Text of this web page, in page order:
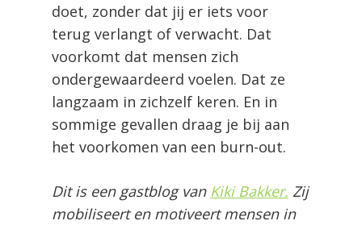
doet, zonder dat jij er iets voor
terug verlangt of verwacht. Dat
voorkomt dat mensen zich
ondergewaardeerd voelen. Dat ze
langzaam in zichzelf keren. En in
sommige gevallen draag je bij aan
het voorkomen van een burn-out.
Dit is een gastblog van Kiki Bakker. Zij
mobiliseert en motiveert mensen in